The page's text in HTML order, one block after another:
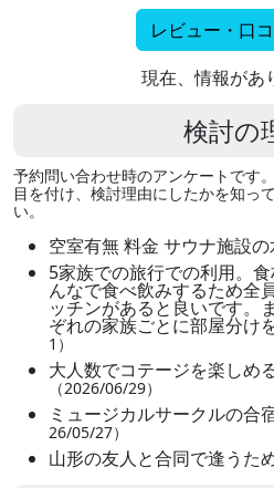
レビュー・口
現在、情報があ
検討の
予約問い合わせ時のアンケートです
目を付け、検討理由にしたかを知っ
い。
空室有無 料金 サウナ施設
5家族での旅行での利用。
んなで食べ飲みするため全
ッチンがあると良いです。
ぞれの家族ごとに部屋分け
1）
大人数でコテージを楽しめ
（2026/06/29）
ミュージカルサークルの合
26/05/27）
山形の友人と合同で逢うた